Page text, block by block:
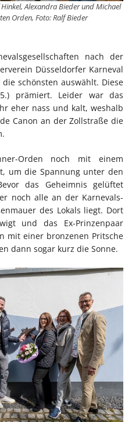
Alexandra Bieder und Michael
Orden, Foto: Ralf Bieder
nach der
Düsseldorfer Karneval
schönsten auswählt. Diese
prämiert. Leider war das
eher nass und kalt, weshalb
Canon an der Zollstraße die
Orden noch mit einem
um die Spannung unter den
das Geheimnis gelüftet
noch alle an der Karnevals-
des Lokals liegt. Dort
und das Ex-Prinzenpaar
mit einer bronzenen Pritsche
dann sogar kurz die Sonne.